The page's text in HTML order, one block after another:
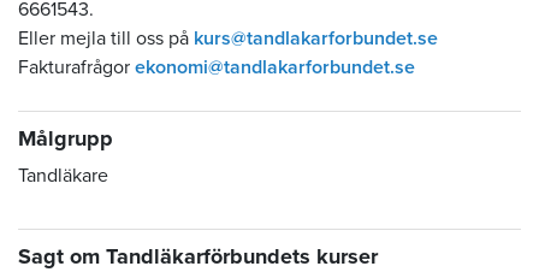
6661543.
Eller mejla till oss på kurs@tandlakarforbundet.se
Fakturafrågor ekonomi@tandlakarforbundet.se
Målgrupp
Tandläkare
Sagt om Tandläkarförbundets kurser